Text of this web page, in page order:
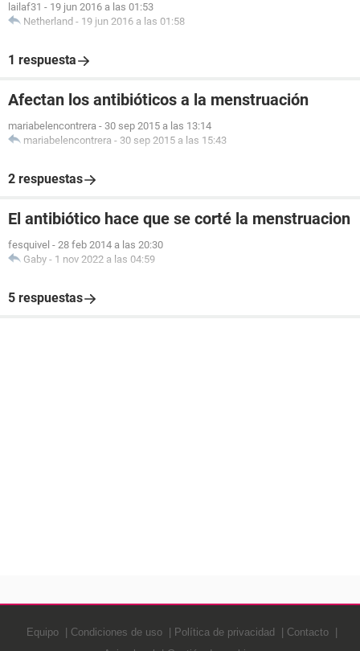
lailaf31 - 19 jun 2016 a las 01:53
Netherland - 19 jun 2016 a las 01:58
1 respuesta
Afectan los antibióticos a la menstruación
mariabelencontrera - 30 sep 2015 a las 13:14
mariabelencontrera - 30 sep 2015 a las 15:43
2 respuestas
El antibiótico hace que se corté la menstruacion
fesquivel - 28 feb 2014 a las 20:30
Gaby - 1 nov 2022 a las 04:59
5 respuestas
Equipo Condiciones de uso Política de privacidad
Contacto